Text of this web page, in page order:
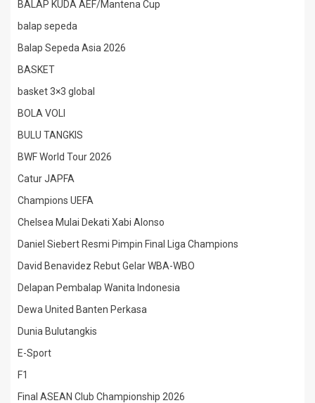
BALAP KUDA AEF/Mantena Cup
balap sepeda
Balap Sepeda Asia 2026
BASKET
basket 3×3 global
BOLA VOLI
BULU TANGKIS
BWF World Tour 2026
Catur JAPFA
Champions UEFA
Chelsea Mulai Dekati Xabi Alonso
Daniel Siebert Resmi Pimpin Final Liga Champions
David Benavidez Rebut Gelar WBA-WBO
Delapan Pembalap Wanita Indonesia
Dewa United Banten Perkasa
Dunia Bulutangkis
E-Sport
F1
Final ASEAN Club Championship 2026